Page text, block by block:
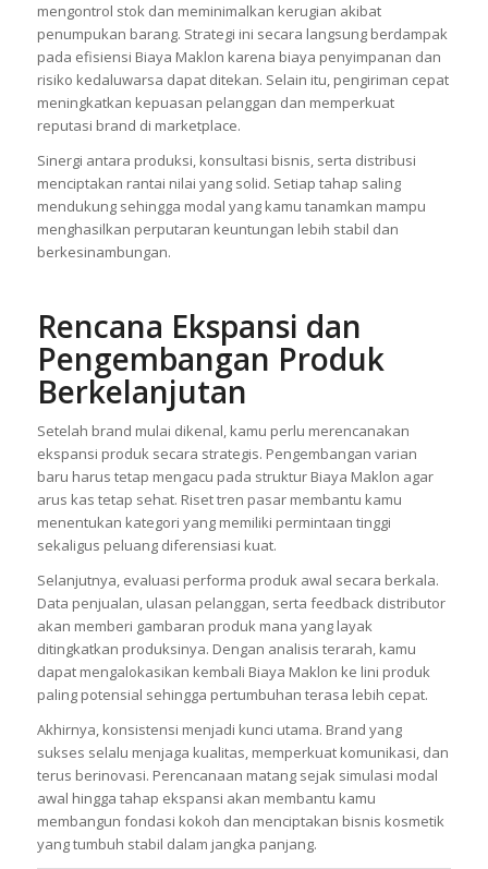
mengontrol stok dan meminimalkan kerugian akibat
penumpukan barang. Strategi ini secara langsung berdampak
pada efisiensi Biaya Maklon karena biaya penyimpanan dan
risiko kedaluwarsa dapat ditekan. Selain itu, pengiriman cepat
meningkatkan kepuasan pelanggan dan memperkuat
reputasi brand di marketplace.
Sinergi antara produksi, konsultasi bisnis, serta distribusi
menciptakan rantai nilai yang solid. Setiap tahap saling
mendukung sehingga modal yang kamu tanamkan mampu
menghasilkan perputaran keuntungan lebih stabil dan
berkesinambungan.
Rencana Ekspansi dan
Pengembangan Produk
Berkelanjutan
Setelah brand mulai dikenal, kamu perlu merencanakan
ekspansi produk secara strategis. Pengembangan varian
baru harus tetap mengacu pada struktur Biaya Maklon agar
arus kas tetap sehat. Riset tren pasar membantu kamu
menentukan kategori yang memiliki permintaan tinggi
sekaligus peluang diferensiasi kuat.
Selanjutnya, evaluasi performa produk awal secara berkala.
Data penjualan, ulasan pelanggan, serta feedback distributor
akan memberi gambaran produk mana yang layak
ditingkatkan produksinya. Dengan analisis terarah, kamu
dapat mengalokasikan kembali Biaya Maklon ke lini produk
paling potensial sehingga pertumbuhan terasa lebih cepat.
Akhirnya, konsistensi menjadi kunci utama. Brand yang
sukses selalu menjaga kualitas, memperkuat komunikasi, dan
terus berinovasi. Perencanaan matang sejak simulasi modal
awal hingga tahap ekspansi akan membantu kamu
membangun fondasi kokoh dan menciptakan bisnis kosmetik
yang tumbuh stabil dalam jangka panjang.